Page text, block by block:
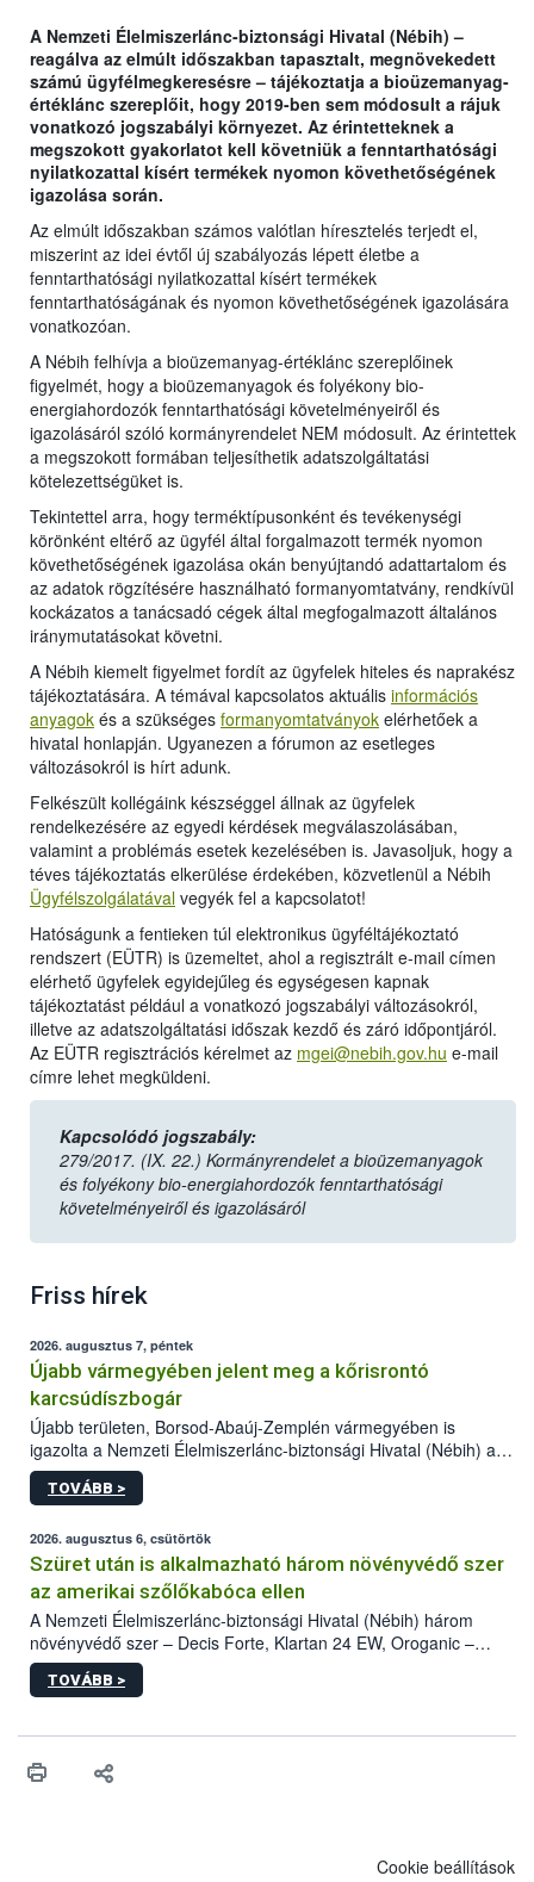
A Nemzeti Élelmiszerlánc-biztonsági Hivatal (Nébih) –
reagálva az elmúlt időszakban tapasztalt, megnövekedett
számú ügyfélmegkeresésre – tájékoztatja a bioüzemanyag-
értéklánc szereplőit, hogy 2019-ben sem módosult a rájuk
vonatkozó jogszabályi környezet. Az érintetteknek a
megszokott gyakorlatot kell követniük a fenntarthatósági
nyilatkozattal kísért termékek nyomon követhetőségének
igazolása során.
Az elmúlt időszakban számos valótlan híresztelés terjedt el,
miszerint az idei évtől új szabályozás lépett életbe a
fenntarthatósági nyilatkozattal kísért termékek
fenntarthatóságának és nyomon követhetőségének igazolására
vonatkozóan.
A Nébih felhívja a bioüzemanyag-értéklánc szereplőinek
figyelmét, hogy a bioüzemanyagok és folyékony bio-
energiahordozók fenntarthatósági követelményeiről és
igazolásáról szóló kormányrendelet NEM módosult. Az érintettek
a megszokott formában teljesíthetik adatszolgáltatási
kötelezettségüket is.
Tekintettel arra, hogy terméktípusonként és tevékenységi
körönként eltérő az ügyfél által forgalmazott termék nyomon
követhetőségének igazolása okán benyújtandó adattartalom és
az adatok rögzítésére használható formanyomtatvány, rendkívül
kockázatos a tanácsadó cégek által megfogalmazott általános
iránymutatásokat követni.
A Nébih kiemelt figyelmet fordít az ügyfelek hiteles és naprakész
tájékoztatására. A témával kapcsolatos aktuális információs
anyagok és a szükséges formanyomtatványok elérhetőek a
hivatal honlapján. Ugyanezen a fórumon az esetleges
változásokról is hírt adunk.
Felkészült kollégáink készséggel állnak az ügyfelek
rendelkezésére az egyedi kérdések megválaszolásában,
valamint a problémás esetek kezelésében is. Javasoljuk, hogy a
téves tájékoztatás elkerülése érdekében, közvetlenül a Nébih
Ügyfélszolgálatával vegyék fel a kapcsolatot!
Hatóságunk a fentieken túl elektronikus ügyféltájékoztató
rendszert (EÜTR) is üzemeltet, ahol a regisztrált e-mail címen
elérhető ügyfelek egyidejűleg és egységesen kapnak
tájékoztatást például a vonatkozó jogszabályi változásokról,
illetve az adatszolgáltatási időszak kezdő és záró időpontjáról.
Az EÜTR regisztrációs kérelmet az mgei@nebih.gov.hu e-mail
címre lehet megküldeni.
Kapcsolódó jogszabály:
279/2017. (IX. 22.) Kormányrendelet a bioüzemanyagok
és folyékony bio-energiahordozók fenntarthatósági
követelményeiről és igazolásáról
Friss hírek
2026. augusztus 7, péntek
Újabb vármegyében jelent meg a kőrisrontó
karcsúdíszbogár
Újabb területen, Borsod-Abaúj-Zemplén vármegyében is
igazolta a Nemzeti Élelmiszerlánc-biztonsági Hivatal (Nébih) a
kőrisrontó karcsúdíszbogár (Agrilus planipennis) jelenlétét. A
kártevőt nem csak színcsapdában találták meg, de már fertőzött
az intenzív felderítést, emellett az intézkedéseket a szlovák
hatósággal is összehangolják a terjedés megállítása érdekében.
TOVÁBB >
2026. augusztus 6, csütörtök
Szüret után is alkalmazható három növényvédő szer
az amerikai szőlőkabóca ellen
A Nemzeti Élelmiszerlánc-biztonsági Hivatal (Nébih) három
növényvédő szer – Decis Forte, Klartan 24 EW, Oroganic –
engedélyokiratát módosította, így azok a szüretet követően,
egészen a vesszőérettség (BBCH 91) stádiumáig
érésű szőlőkben is legyen lehetőség a károsító elleni további
felhasználók számára is elérhető és ökológiai termesztésben is
TOVÁBB >
Cookie beállítások